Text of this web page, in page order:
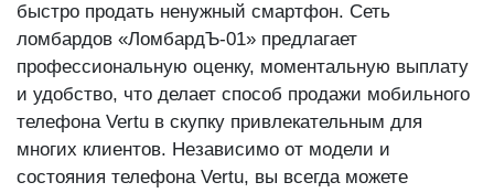
быстро продать ненужный смартфон. Сеть
ломбардов «ЛомбардЪ-01» предлагает
профессиональную оценку, моментальную выплату
и удобство, что делает способ продажи мобильного
телефона Vertu в скупку привлекательным для
многих клиентов. Независимо от модели и
состояния телефона Vertu, вы всегда можете